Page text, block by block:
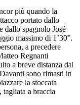
più quando la
portato dallo
dallo spagnolo José
massimo di 1’30”.
a precedere
Regnanti
a breve distanza dal
sono rimasti in
la stoccata
a braccia